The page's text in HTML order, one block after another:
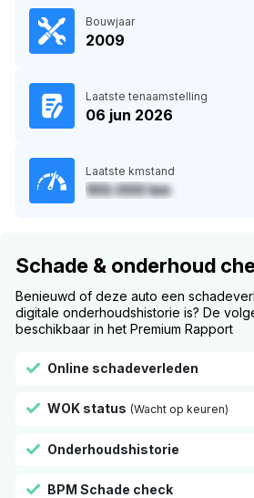
Bouwjaar
2009
Laatste tenaamstelling
06 jun 2026
Laatste kmstand
100.000 km
Schade & onderhoud
Benieuwd of deze auto een
digitale onderhoudshistorie is? De
beschikbaar in het Premium Rapport
Online schadeverleden
WOK status (Wacht op keuren)
Onderhoudshistorie
BPM Schade check